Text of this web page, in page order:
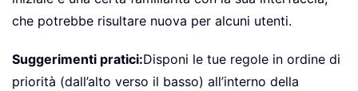
che potrebbe risultare nuova per alcuni utenti.
Suggerimenti pratici:Disponi le tue regole in ordine di
priorità (dall’alto verso il basso) all’interno della